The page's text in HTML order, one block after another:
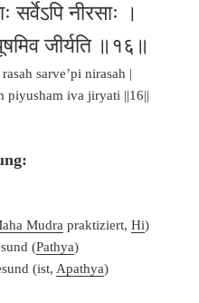
सर्वेऽपि नीरसाः ।
जीर्यति ॥१६॥
sarve’pi nirasah |
piyusham iva jiryati ||16||
Mudra praktiziert,Hi)
(Pathya)
(ist, Apathya)